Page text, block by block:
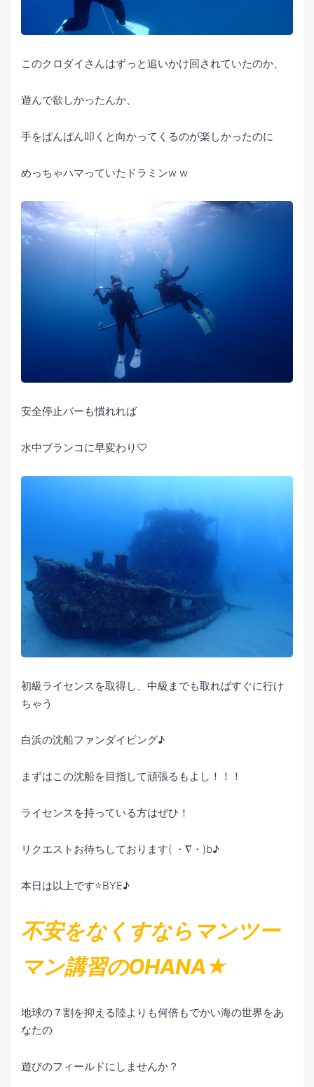
このクロダイさんはずっと追いかけ回されていたのか、
遊んで欲しかったんか、
手をぱんぱん叩くと向かってくるのが楽しかったのに
めっちゃハマっていたドラミンw w
安全停止バーも慣れれば
水中ブランコに早変わり♡
初級ライセンスを取得し、中級までも取ればすぐに行け
ちゃう
白浜の沈船ファンダイビング♪
まずはこの沈船を目指して頑張るもよし！！！
ライセンスを持っている方はぜひ！
リクエストお待ちしております( ・∇・)b♪
本日は以上です⭐️BYE♪
不安をなくすならマンツー
マン講習のOHANA★
地球の７割を抑える陸よりも何倍もでかい海の世界をあ
なたの
遊びのフィールドにしませんか？